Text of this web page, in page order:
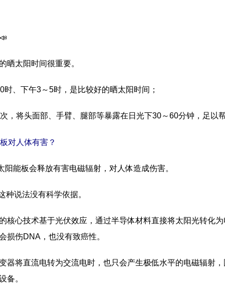
太阳时间很重要。
、下午3～5时，是比较好的晒太阳时间；‍
将头面部、手臂、腿部等暴露在日光下30～60分钟，足以帮
人体有害？
能板会释放有害电磁辐射，对人体造成伤害。
说法没有科学依据。
心技术基于光伏效应，通过半导体材料直接将太阳光转化
损伤DNA，也没有致癌性。
将直流电转为交流电时，也只会产生极低水平的电磁辐射
备。